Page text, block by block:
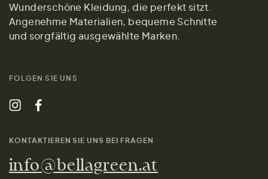
Wunderschöne Kleidung, die perfekt sitzt.
Angenehme Materialien, bequeme Schnitte
und sorgfältig ausgewählte Marken.
FOLGEN SIE UNS
KONTAKTIEREN SIE UNS BEI FRAGEN
info@bellagreen.at